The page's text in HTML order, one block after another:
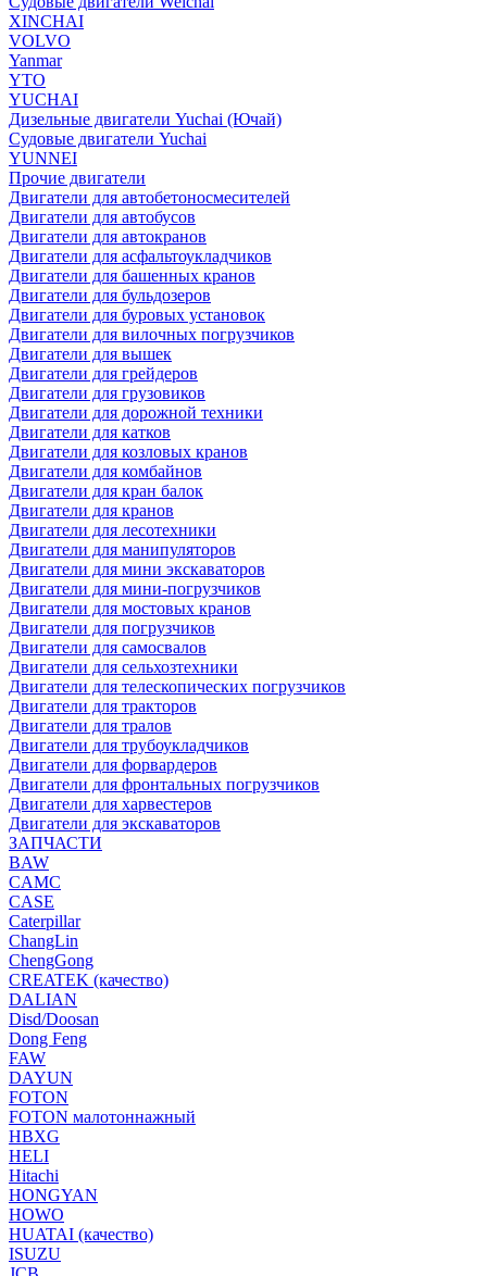
XINCHAI
VOLVO
Yanmar
YTO
YUCHAI
Дизельные двигатели Yuchai (Ючай)
Судовые двигатели Yuchai
YUNNEI
Прочие двигатели
Двигатели для автобетоносмесителей
Двигатели для автобусов
Двигатели для автокранов
Двигатели для асфальтоукладчиков
Двигатели для башенных кранов
Двигатели для бульдозеров
Двигатели для буровых установок
Двигатели для вилочных погрузчиков
Двигатели для вышек
Двигатели для грейдеров
Двигатели для грузовиков
Двигатели для дорожной техники
Двигатели для катков
Двигатели для козловых кранов
Двигатели для комбайнов
Двигатели для кран балок
Двигатели для кранов
Двигатели для лесотехники
Двигатели для манипуляторов
Двигатели для мини экскаваторов
Двигатели для мини-погрузчиков
Двигатели для мостовых кранов
Двигатели для погрузчиков
Двигатели для самосвалов
Двигатели для сельхозтехники
Двигатели для телескопических погрузчиков
Двигатели для тракторов
Двигатели для тралов
Двигатели для трубоукладчиков
Двигатели для форвардеров
Двигатели для фронтальных погрузчиков
Двигатели для харвестеров
Двигатели для экскаваторов
ЗАПЧАСТИ
BAW
CAMC
CASE
Caterpillar
ChangLin
ChengGong
CREATEK (качество)
DALIAN
Disd/Doosan
Dong Feng
FAW
DAYUN
FOTON
FOTON малотоннажный
HBXG
HELI
Hitachi
HONGYAN
HOWO
HUATAI (качество)
ISUZU